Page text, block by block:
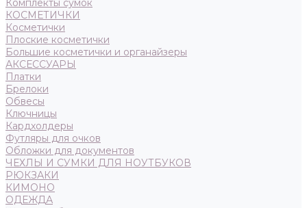
Комплекты сумок
КОСМЕТИЧКИ
Косметички
Плоские косметички
Большие косметички и органайзеры
АКСЕССУАРЫ
Платки
Брелоки
Обвесы
Ключницы
Кардхолдеры
Футляры для очков
Обложки для документов
ЧЕХЛЫ И СУМКИ ДЛЯ НОУТБУКОВ
РЮКЗАКИ
КИМОНО
ОДЕЖДА